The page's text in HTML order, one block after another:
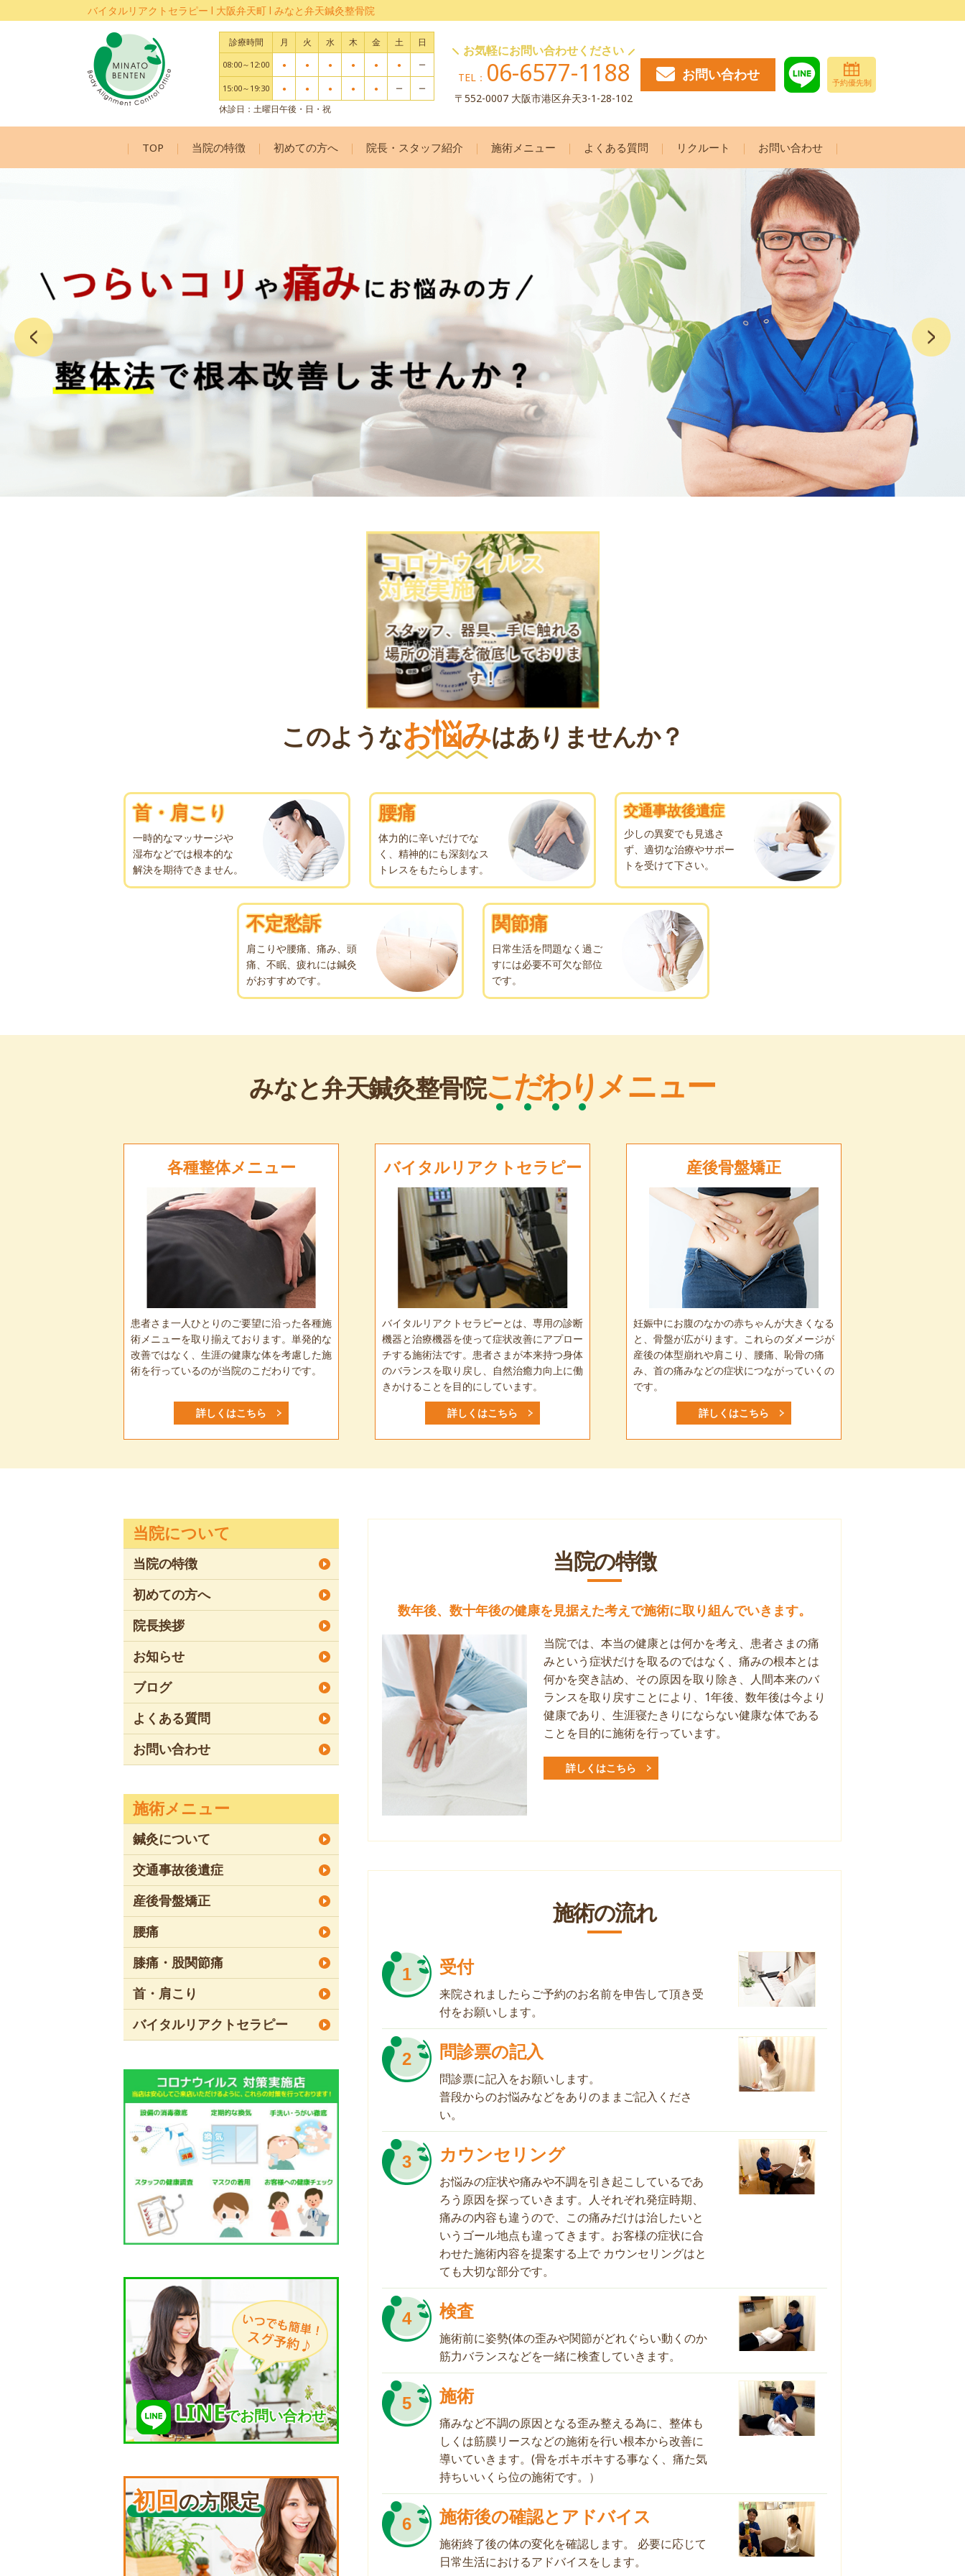
バイタルリアクトセラピー l 大阪弁天町 l みなと弁天鍼灸整骨院
診療時間 月 火 水 木 金 土 日
08:00～12:00 ● ● ● ● ● ● ー
15:00～19:30 ● ● ● ● ● ー ー
休診日：土曜日午後・日・祝
お気軽にお問い合わせください
TEL： 06-6577-1188
〒552-0007 大阪市港区弁天3-1-28-102
お問い合わせ
予約優先制
TOP 当院の特徴 初めての方へ 院長・スタッフ紹介 施術メニュー よくある質問 リクルート お問い合わせ
このようなお悩みはありませんか？
首・肩こり
一時的なマッサージや
湿布などでは根本的な
解決を期待できません。
腰痛
体力的に辛いだけでな
く、精神的にも深刻なス
トレスをもたらします。
交通事故後遺症
少しの異変でも見逃さ
ず、適切な治療やサポー
トを受けて下さい。
不定愁訴
肩こりや腰痛、痛み、頭
痛、不眠、疲れには鍼灸
がおすすめです。
関節痛
日常生活を問題なく過ご
すには必要不可欠な部位
です。
みなと弁天鍼灸整骨院こだわりメニュー
各種整体メニュー
患者さま一人ひとりのご要望に沿った各種施
術メニューを取り揃えております。単発的な
改善ではなく、生涯の健康な体を考慮した施
術を行っているのが当院のこだわりです。
詳しくはこちら
バイタルリアクトセラピー
バイタルリアクトセラピーとは、専用の診断
機器と治療機器を使って症状改善にアプロー
チする施術法です。患者さまが本来持つ身体
のバランスを取り戻し、自然治癒力向上に働
きかけることを目的にしています。
詳しくはこちら
産後骨盤矯正
妊娠中にお腹のなかの赤ちゃんが大きくなる
と、骨盤が広がります。これらのダメージが
産後の体型崩れや肩こり、腰痛、恥骨の痛
み、首の痛みなどの症状につながっていくの
です。
詳しくはこちら
当院の特徴
数年後、数十年後の健康を見据えた考えで施術に取り組んでいきます。
当院では、本当の健康とは何かを考え、患者さまの痛
みという症状だけを取るのではなく、痛みの根本とは
何かを突き詰め、その原因を取り除き、人間本来のバ
ランスを取り戻すことにより、1年後、数年後は今より
健康であり、生涯寝たきりにならない健康な体である
ことを目的に施術を行っています。
詳しくはこちら
施術の流れ
1 受付
来院されましたらご予約のお名前を申告して頂き受
付をお願いします。
2 問診票の記入
問診票に記入をお願いします。
普段からのお悩みなどをありのままご記入くださ
い。
3 カウンセリング
お悩みの症状や痛みや不調を引き起こしているであ
ろう原因を探っていきます。人それぞれ発症時期、
痛みの内容も違うので、この痛みだけは治したいと
いうゴール地点も違ってきます。お客様の症状に合
わせた施術内容を提案する上で カウンセリングはと
ても大切な部分です。
4 検査
施術前に姿勢(体の歪みや関節がどれぐらい動くのか
筋力バランスなどを一緒に検査していきます。
5 施術
痛みなど不調の原因となる歪み整える為に、整体も
しくは筋膜リースなどの施術を行い根本から改善に
導いていきます。(骨をボキボキする事なく、痛た気
持ちいいくら位の施術です。）
6 施術後の確認とアドバイス
施術終了後の体の変化を確認します。 必要に応じて
日常生活におけるアドバイスをします。
当院について
当院の特徴
初めての方へ
院長挨拶
お知らせ
ブログ
よくある質問
お問い合わせ
施術メニュー
鍼灸について
交通事故後遺症
産後骨盤矯正
腰痛
膝痛・股関節痛
首・肩こり
バイタルリアクトセラピー
LINEでお問い合わせ
初回の方限定